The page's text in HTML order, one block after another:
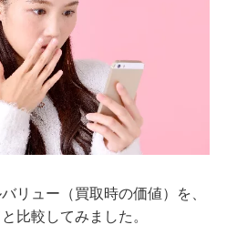
リュー（買取時の価値）を、
比較してみました。